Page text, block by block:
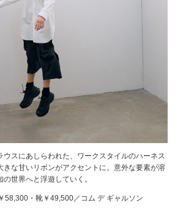
ウスにあしらわれた、ワークスタイルのハーネス
きな甘いリボンがアクセントに。意外な要素が溶
世界へと浮遊していく。
58,300・靴￥49,500／コム デ ギャルソン